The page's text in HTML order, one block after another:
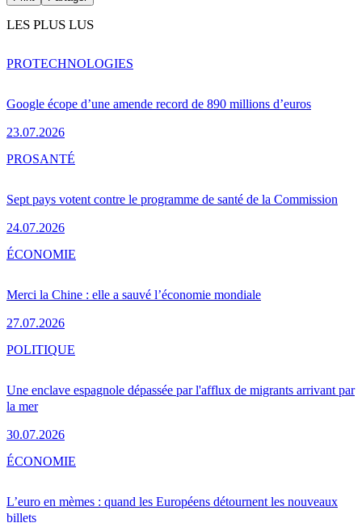
LES PLUS LUS
Google écope d’une amende record de 890 millions d’euros
23.07.2026
PROTECHNOLOGIES
Sept pays votent contre le programme de santé de la Commission
24.07.2026
PROSANTÉ
Merci la Chine : elle a sauvé l’économie mondiale
27.07.2026
ÉCONOMIE
Une enclave espagnole dépassée par l'afflux de migrants arrivant par
la mer
30.07.2026
POLITIQUE
L’euro en mèmes : quand les Européens détournent les nouveaux
billets
ÉCONOMIE